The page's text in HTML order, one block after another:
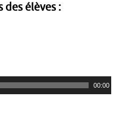
des élèves :
00:00